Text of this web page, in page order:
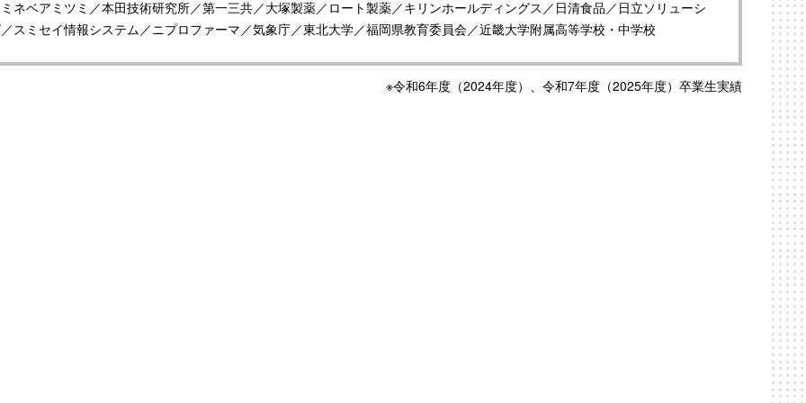
ネベアミツミ／本田技術研究所／第一三共／大塚製薬／ロート製薬／キリンホールディングス／日清食品／日立ソリューシ
スミセイ情報システム／ニプロファーマ／気象庁／東北大学／福岡県教育委員会／近畿大学附属高等学校・中学校
※令和6年度（2024年度）、令和7年度（2025年度）卒業生実績